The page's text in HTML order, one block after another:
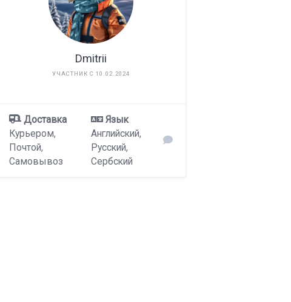
Dmitrii
УЧАСТНИК С 10.02.2024
Доставка
Курьером,
Почтой,
Самовывоз
Язык
Английский,
Русский,
Сербский